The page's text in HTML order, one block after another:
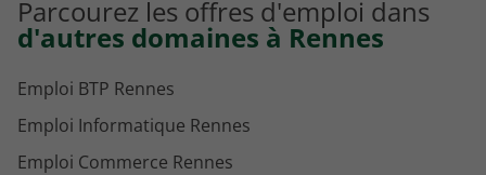
Emploi Formation Nanterre
Parcourez les offres d'emploi dans
d'autres domaines à Rennes
Emploi BTP Rennes
Emploi Informatique Rennes
Emploi Commerce Rennes